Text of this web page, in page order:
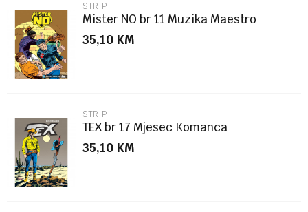
Poruka
POŠALJI
STRIP
Mister NO br 11 Muzika Maestro
35,10 KM
STRIP
TEX br 17 Mjesec Komanca
35,10 KM